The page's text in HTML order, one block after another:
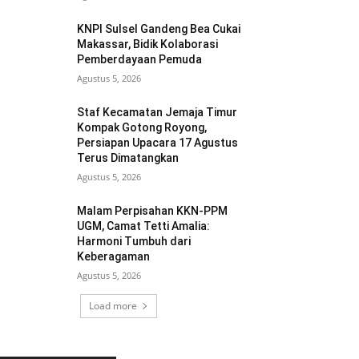
KNPI Sulsel Gandeng Bea Cukai
Makassar, Bidik Kolaborasi
Pemberdayaan Pemuda
Agustus 5, 2026
Staf Kecamatan Jemaja Timur
Kompak Gotong Royong,
Persiapan Upacara 17 Agustus
Terus Dimatangkan ‎
Agustus 5, 2026
Malam Perpisahan KKN-PPM
UGM, Camat Tetti Amalia:
Harmoni Tumbuh dari
Keberagaman
Agustus 5, 2026
Load more